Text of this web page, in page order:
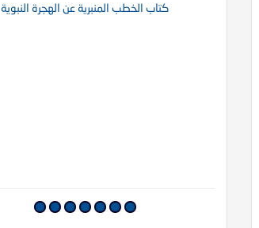
كتاب الخطب المنبرية عن الهجرة النبوية